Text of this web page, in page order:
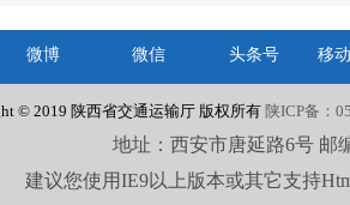
微博 微信 头条号 移
© 2019 陕西省交通运输厅 版权所有 陕ICP备：
地址：西安市唐延路6号 邮
建议您使用IE9以上版本或其它支持